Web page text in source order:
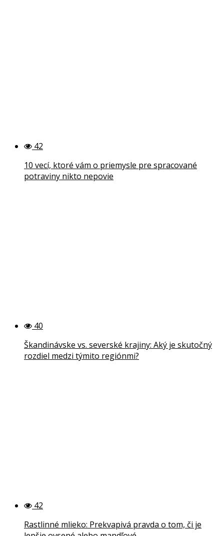
42
10 vecí, ktoré vám o priemysle pre spracované
potraviny nikto nepovie
40
Škandinávske vs. severské krajiny: Aký je skutočný
rozdiel medzi týmito regiónmi?
42
Rastlinné mlieko: Prekvapivá pravda o tom, či je